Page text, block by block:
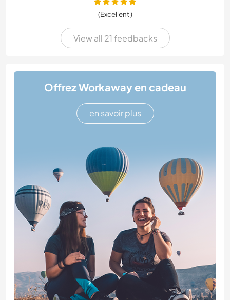
(Excellent )
View all 21 feedbacks
Offrez Workaway en cadeau
en savoir plus